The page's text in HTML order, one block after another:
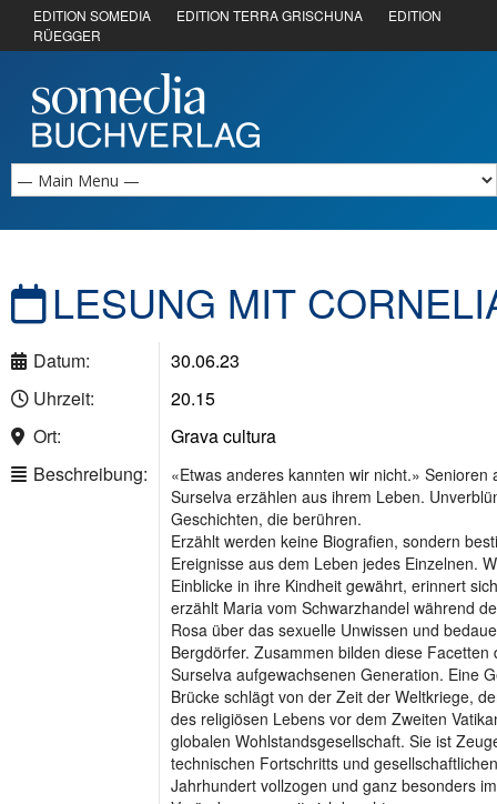
EDITION SOMEDIA EDITION TERRA GRISCHUNA
EDITION
RÜEGGER
LESUNG MIT
Datum:
30.06.23
Uhrzeit:
20.15
Ort:
Grava cultura
Beschreibung:
«Etwas anderes kannten wir nicht.» Senioren
Surselva erzählen aus ihrem Leben.
Geschichten, die berühren.
Erzählt werden keine Biografien, sondern
Ereignisse aus dem Leben jedes Einzelnen.
Einblicke in ihre Kindheit gewährt, erinnert
erzählt Maria vom Schwarzhandel während
Rosa über das sexuelle Unwissen und
Bergdörfer. Zusammen bilden diese Facetten
Surselva aufgewachsenen Generation. Eine
Brücke schlägt von der Zeit der Weltkriege,
des religiösen Lebens vor dem Zweiten
globalen Wohlstandsgesellschaft. Sie ist
technischen Fortschritts und
Jahrhundert vollzogen und ganz besonders